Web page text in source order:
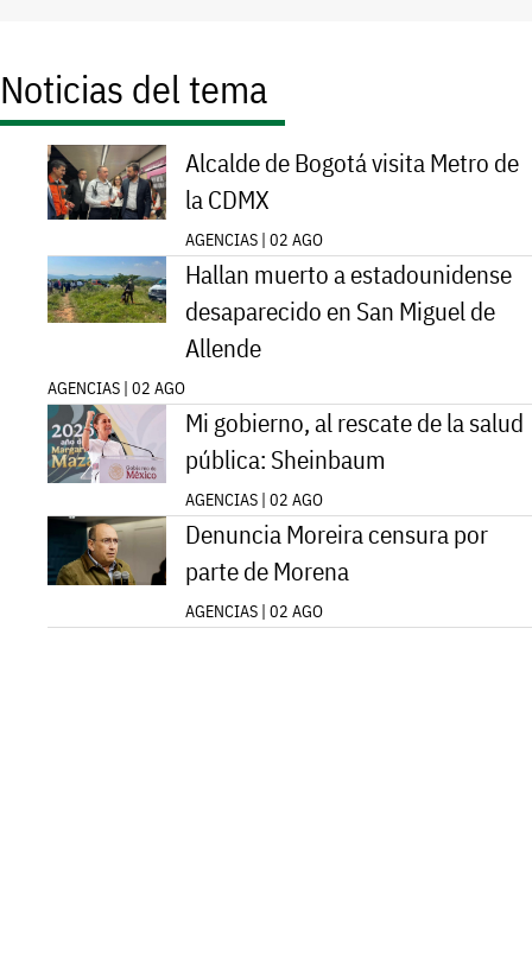
Noticias del tema
Alcalde de Bogotá visita Metro de
la CDMX
AGENCIAS | 02 AGO
Hallan muerto a estadounidense
desaparecido en San Miguel de
Allende
AGENCIAS | 02 AGO
Mi gobierno, al rescate de la salud
pública: Sheinbaum
AGENCIAS | 02 AGO
Denuncia Moreira censura por
parte de Morena
AGENCIAS | 02 AGO